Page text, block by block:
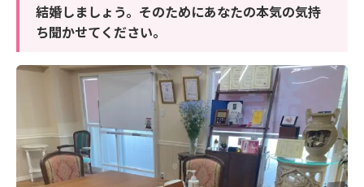
結婚しましょう。そのためにあなたの本気の気持
ち聞かせてください。